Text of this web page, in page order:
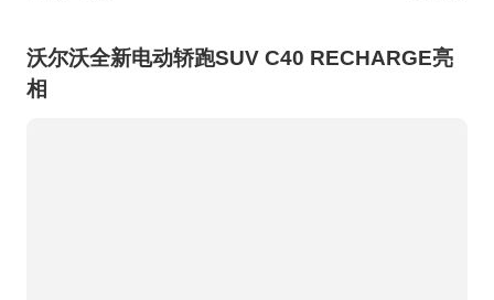
沃尔沃全新电动轿跑SUV C40 RECHARGE亮
相